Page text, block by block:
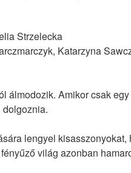
Strzelecka
Katarzyna
álmodozik. Amikor csak
lengyel
világ azonban